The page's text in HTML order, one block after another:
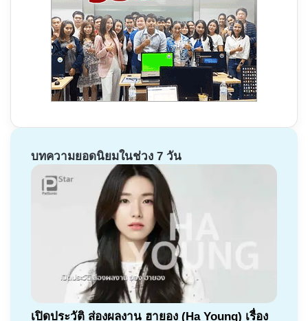
บทความยอดนิยมในช่วง 7 วัน
เปิดประวัติ ส่องผลงาน ฮายอง (Ha Young) เรื่อง